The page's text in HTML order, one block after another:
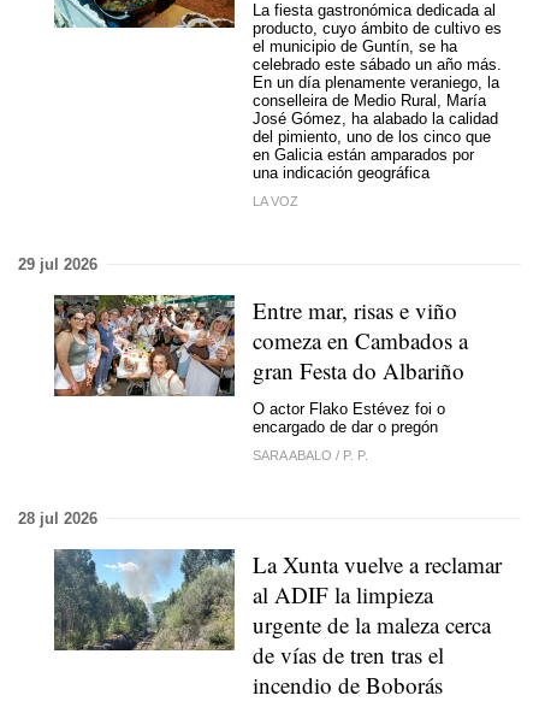
La fiesta gastronómica dedicada al
producto, cuyo ámbito de cultivo es
el municipio de Guntín, se ha
celebrado este sábado un año más.
En un día plenamente veraniego, la
conselleira de Medio Rural, María
José Gómez, ha alabado la calidad
del pimiento, uno de los cinco que
en Galicia están amparados por
una indicación geográfica
LA VOZ
29 jul 2026
Entre mar, risas e viño
comeza en Cambados a
gran Festa do Albariño
O actor Flako Estévez foi o
encargado de dar o pregón
SARA ABALO / P. P.
28 jul 2026
La Xunta vuelve a reclamar
al ADIF la limpieza
urgente de la maleza cerca
de vías de tren tras el
incendio de Boborás